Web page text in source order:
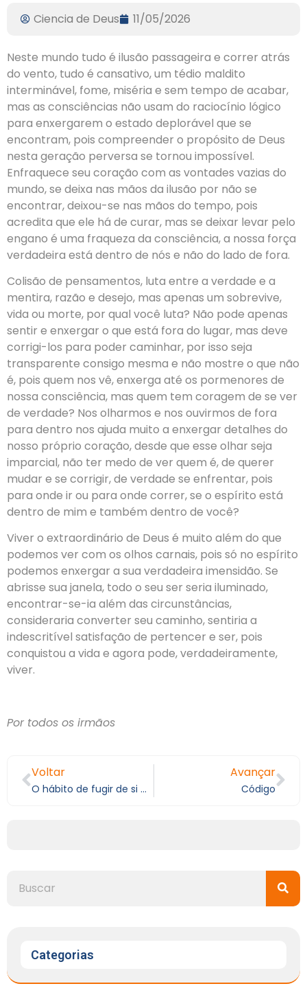
Ciencia de Deus 11/05/2026
Neste mundo tudo é ilusão passageira e correr atrás
do vento, tudo é cansativo, um tédio maldito
interminável, fome, miséria e sem tempo de acabar,
mas as consciências não usam do raciocínio lógico
para enxergarem o estado deplorável que se
encontram, pois compreender o propósito de Deus
nesta geração perversa se tornou impossível.
Enfraquece seu coração com as vontades vazias do
mundo, se deixa nas mãos da ilusão por não se
encontrar, deixou-se nas mãos do tempo, pois
acredita que ele há de curar, mas se deixar levar pelo
engano é uma fraqueza da consciência, a nossa força
verdadeira está dentro de nós e não do lado de fora.
Colisão de pensamentos, luta entre a verdade e a
mentira, razão e desejo, mas apenas um sobrevive,
vida ou morte, por qual você luta? Não pode apenas
sentir e enxergar o que está fora do lugar, mas deve
corrigi-los para poder caminhar, por isso seja
transparente consigo mesma e não mostre o que não
é, pois quem nos vê, enxerga até os pormenores de
nossa consciência, mas quem tem coragem de se ver
de verdade? Nos olharmos e nos ouvirmos de fora
para dentro nos ajuda muito a enxergar detalhes do
nosso próprio coração, desde que esse olhar seja
imparcial, não ter medo de ver quem é, de querer
mudar e se corrigir, de verdade se enfrentar, pois
para onde ir ou para onde correr, se o espírito está
dentro de mim e também dentro de você?
Viver o extraordinário de Deus é muito além do que
podemos ver com os olhos carnais, pois só no espírito
podemos enxergar a sua verdadeira imensidão. Se
abrisse sua janela, todo o seu ser seria iluminado,
encontrar-se-ia além das circunstâncias,
consideraria converter seu caminho, sentiria a
indescritível satisfação de pertencer e ser, pois
conquistou a vida e agora pode, verdadeiramente,
viver.
Por todos os irmãos
Voltar
O hábito de fugir de si mesmo
Avançar
Código
Categorias